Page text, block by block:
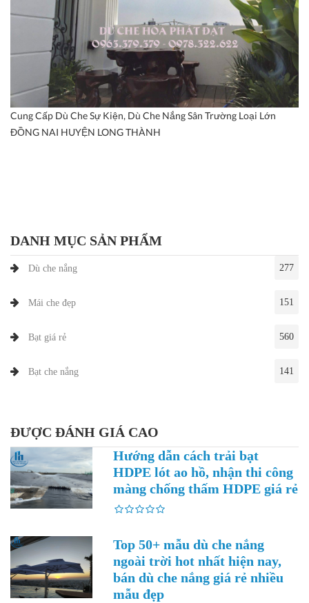
Cung Cấp Dù Che Sự Kiện, Dù Che Nắng Sân Trường Loại Lớn
ĐỒNG NAI HUYỆN LONG THÀNH
DANH MỤC SẢN PHẨM
Dù che nắng 277
Mái che đẹp 151
Bạt giá rẻ 560
Bạt che nắng 141
ĐƯỢC ĐÁNH GIÁ CAO
Hướng dẫn cách trải bạt
HDPE lót ao hồ, nhận thi công
màng chống thấm HDPE giá rẻ
Top 50+ mẫu dù che nắng
ngoài trời hot nhất hiện nay,
bán dù che nắng giá rẻ nhiều
mẫu đẹp